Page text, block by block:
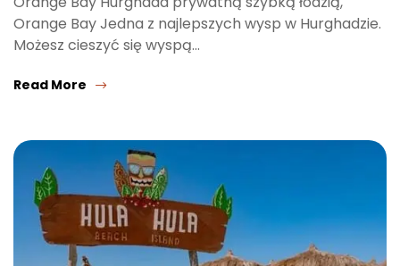
Orange Bay Jedna z najlepszych wysp w Hurghadzie.
Możesz cieszyć się wyspą…
Read More